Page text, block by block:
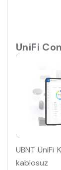
UniFi
UBNT UniFi
kablosuz